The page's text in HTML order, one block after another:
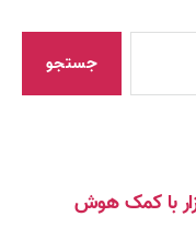
با کمک هوش